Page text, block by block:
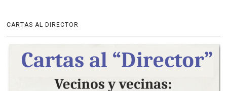
CARTAS AL DIRECTOR